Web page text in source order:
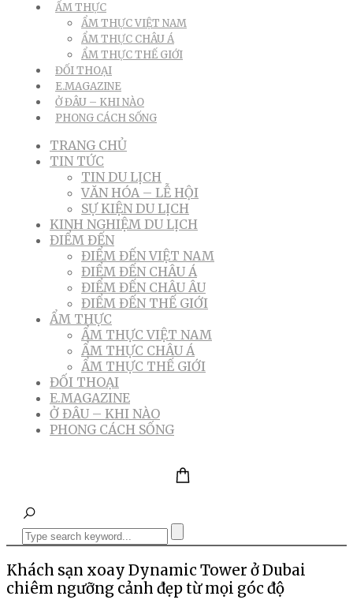
ẨM THỰC
ẨM THỰC VIỆT NAM
ẨM THỰC CHÂU Á
ẨM THỰC THẾ GIỚI
ĐỐI THOẠI
E.MAGAZINE
Ở ĐÂU – KHI NÀO
PHONG CÁCH SỐNG
TRANG CHỦ
TIN TỨC
TIN DU LỊCH
VĂN HÓA – LỄ HỘI
SỰ KIỆN DU LỊCH
KINH NGHIỆM DU LỊCH
ĐIỂM ĐẾN
ĐIỂM ĐẾN VIỆT NAM
ĐIỂM ĐẾN CHÂU Á
ĐIỂM ĐẾN CHÂU ÂU
ĐIỂM ĐẾN THẾ GIỚI
ẨM THỰC
ẨM THỰC VIỆT NAM
ẨM THỰC CHÂU Á
ẨM THỰC THẾ GIỚI
ĐỐI THOẠI
E.MAGAZINE
Ở ĐÂU – KHI NÀO
PHONG CÁCH SỐNG
Khách sạn xoay Dynamic Tower ở Dubai
chiêm ngưỡng cảnh đẹp từ mọi góc độ